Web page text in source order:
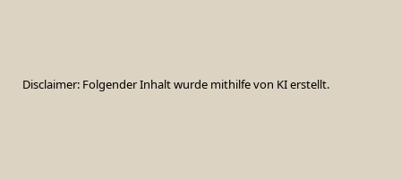
Disclaimer: Folgender Inhalt wurde mithilfe von KI erstellt.